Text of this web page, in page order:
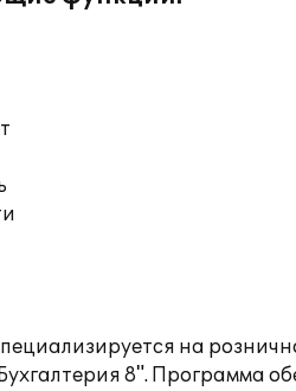
на
8". Программа